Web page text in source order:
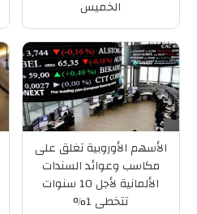
الخميس
الأسهم الأوروبية تغلق على
مكاسب وعوائد السندات
الألمانية لأجل 10 سنوات
تتخطى 1%